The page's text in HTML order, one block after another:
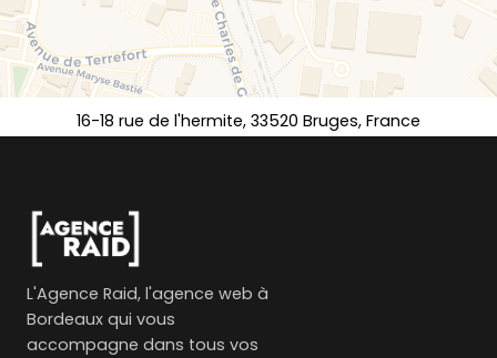
16-18 rue de l'hermite, 33520 Bruges, France
L'Agence Raid, l'agence web à
Bordeaux qui vous
accompagne dans tous vos